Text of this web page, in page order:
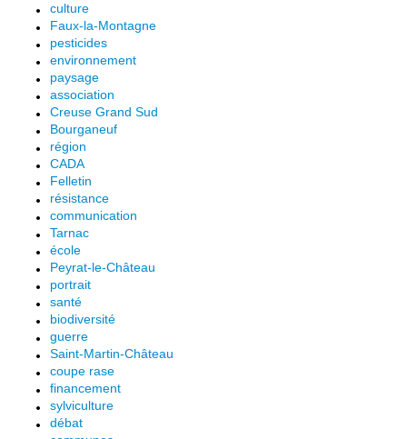
culture
Faux-la-Montagne
pesticides
environnement
paysage
association
Creuse Grand Sud
Bourganeuf
région
CADA
Felletin
résistance
communication
Tarnac
école
Peyrat-le-Château
portrait
santé
biodiversité
guerre
Saint-Martin-Château
coupe rase
financement
sylviculture
débat